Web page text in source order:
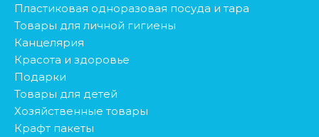
Пластиковая одноразовая посуда и тара
Товары для личной гигиены
Канцелярия
Красота и здоровье
Подарки
Товары для детей
Хозяйственные товары
Крафт пакеты